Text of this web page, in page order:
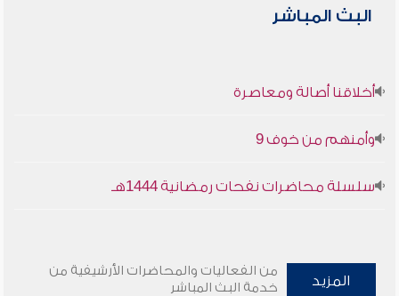
البث المباشر
أخلاقنا أصالة ومعاصرة
وأمنهم من خوف 9
سلسلة محاضرات نفحات رمضانية 1444هـ
المزيد
من الفعاليات والمحاضرات الأرشيفية من
خدمة البث المباشر